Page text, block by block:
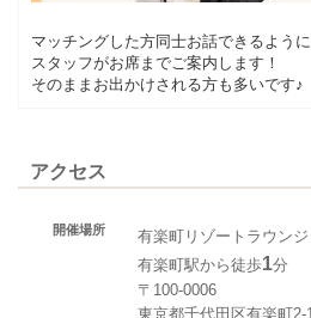
マッチングした方同士お話できるように
スタッフがお席までご案内します！
そのままお出かけされる方も多いです♪
アクセス
開催場所
有楽町リゾートラウンジ
有楽町駅から徒歩1分
〒100-0006
東京都千代田区有楽町